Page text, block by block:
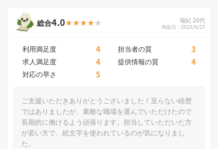
総合4.0 瑞紀 20代
内定日：2025/6/27
利用満足度 4 担当者の質 3
求人満足度 4 提供情報の質 4
対応の早さ 5
ご支援いただきありがとうございました！至らない経歴
ではありましたが、素敵な職場を選んでいただけたので
長期的に働けるよう頑張ります。担当していただいた方
が若い方で、絵文字を使われているのが気になりまし
た。